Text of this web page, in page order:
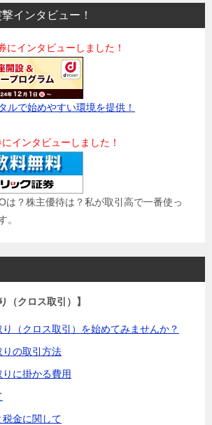
インタビュー！
にインタビューしました！
ルで始めやすい環境を提供！
インタビューしました！
は？株主優待は？私が取引高で一番使っ
。
（クロス取引）】
（クロス取引）を始めてみませんか？
の取引方法
に掛かる費用
金に関して